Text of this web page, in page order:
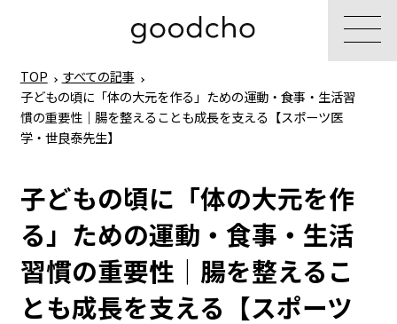
TOP
すべての記事
子どもの頃に「体の大元を作る」ための運動・食事・生活習
慣の重要性｜腸を整えることも成長を支える【スポーツ医
学・世良泰先生】
子どもの頃に「体の大元を作
る」ための運動・食事・生活
習慣の重要性｜腸を整えるこ
とも成長を支える【スポーツ